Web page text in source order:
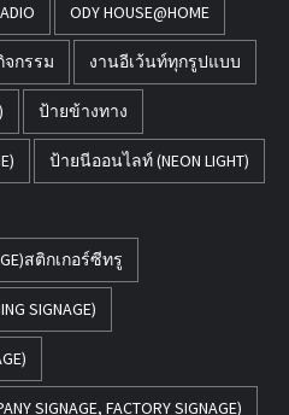
ODY HOUSE@HOME
กรรม งานอีเว้นท์ทุกรูปแบบ
ป้ายข้างทาง
ป้ายนีออนไลท์ (NEON LIGHT)
สติกเกอร์ซีทรู
SIGNAGE)
SIGNAGE, FACTORY SIGNAGE)